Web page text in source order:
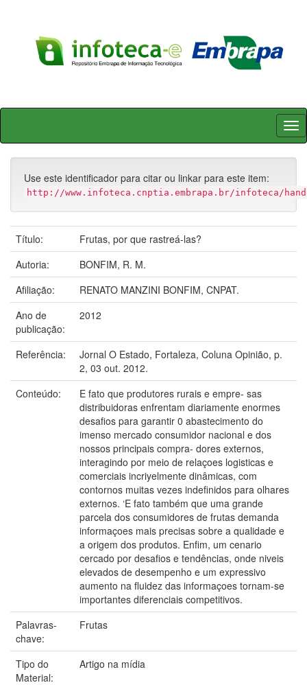
Skip
Use este identificador para citar ou linkar para este item:
http://www.infoteca.cnptia.embrapa.br/infoteca/
Título:
Frutas, por que rastreá-las?
Autoria:
BONFIM, R. M.
Afiliação:
RENATO MANZINI BONFIM, CNPAT.
Ano de
publicação:
2012
Referência:
Jornal O Estado, Fortaleza, Coluna Opinião, p.
2, 03 out. 2012.
Conteúdo:
E fato que produtores rurais e empre- sas
distribuidoras enfrentam diariamente enormes
desaﬁos para garantir 0 abastecimento do
imenso mercado consumidor nacional e dos
nossos principais compra- dores externos,
interagindo por meio de relaçoes logisticas e
comerciais incriyelmente dinâmicas, com
contornos muitas vezes indefinidos para olhares
externos. ‘E fato também que uma grande
parcela dos consumidores de frutas demanda
informaçoes mais precisas sobre a qualidade e
a origem dos produtos. Enfim, um cenario
cercado por desaﬁos e tendências, onde niveis
elevados de desempenho e um expressivo
aumento na ﬂuidez das informaçoes tornam-se
importantes diferenciais competitivos.
Palavras-
chave:
Frutas
Tipo do
Material:
Artigo na mídia